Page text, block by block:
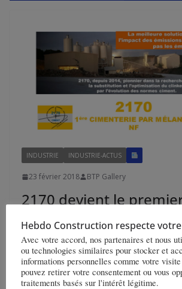
INDUSTRIE INDUSTRIE-ACTUS
23 février 2018 BTP Gallery
2170 devient le
cimentier français
Liants Hydrauliques
usine de mélange
Read More
Hebdo Construction respecte
Avec votre accord, nos partenaires et nous
ou technologies similaires pour stocker et
informations personnelles comme votre
pouvez retirer votre consentement ou vous
traitements basés sur l'intérêt légitime.